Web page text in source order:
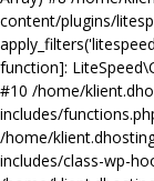
content/plugins/
function]:
#10 /home/
includes/
/home/
includes/class-wp-